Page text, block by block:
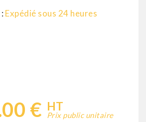
Expédié sous 24 heures
€ HT
Prix public unitaire